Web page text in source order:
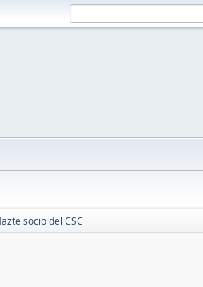
socio del CSC